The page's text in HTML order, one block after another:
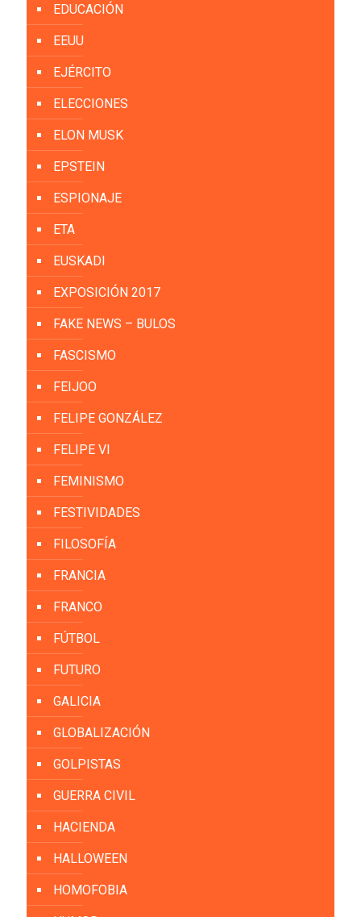
EDUCACIÓN
EEUU
EJÉRCITO
ELECCIONES
ELON MUSK
EPSTEIN
ESPIONAJE
ETA
EUSKADI
EXPOSICIÓN 2017
FAKE NEWS – BULOS
FASCISMO
FEIJOO
FELIPE GONZÁLEZ
FELIPE VI
FEMINISMO
FESTIVIDADES
FILOSOFÍA
FRANCIA
FRANCO
FÚTBOL
FUTURO
GALICIA
GLOBALIZACIÓN
GOLPISTAS
GUERRA CIVIL
HACIENDA
HALLOWEEN
HOMOFOBIA